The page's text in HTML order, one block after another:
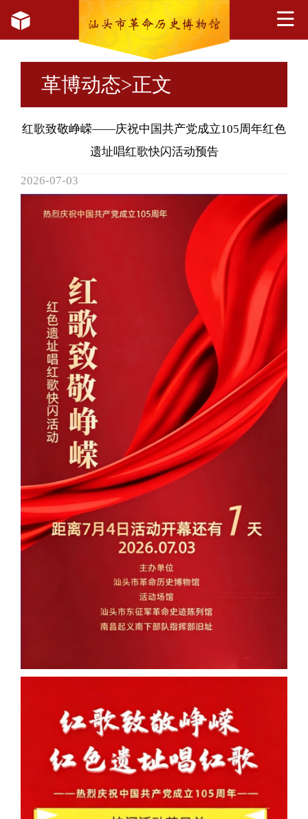
革博动态>正文
红歌致敬峥嵘——庆祝中国共产党成立105周年红色
遗址唱红歌快闪活动预告
2026-07-03